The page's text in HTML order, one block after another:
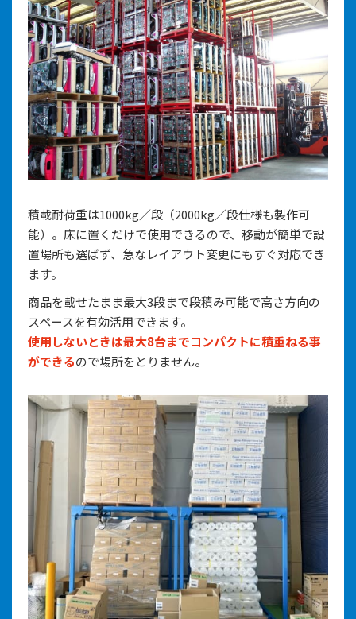
積載耐荷重は1000kg／段（2000kg／段仕様も製作可
能）。床に置くだけで使用できるので、移動が簡単で設
置場所も選ばず、急なレイアウト変更にもすぐ対応でき
ます。
商品を載せたまま最大3段まで段積み可能で高さ方向の
スペースを有効活用できます。
使用しないときは最大8台までコンパクトに積重ねる事
ができるので場所をとりません。